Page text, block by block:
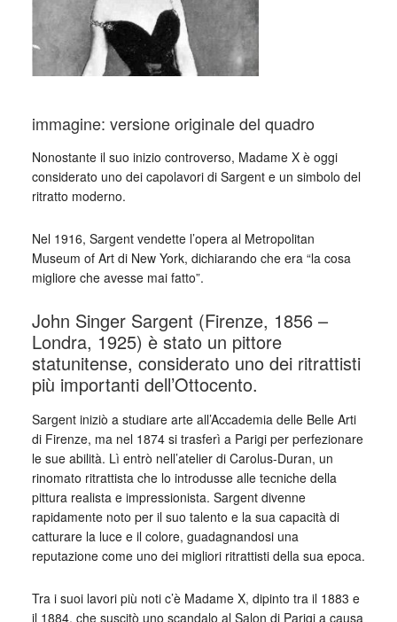
immagine: versione originale del quadro
Nonostante il suo inizio controverso, Madame X è oggi
considerato uno dei capolavori di Sargent e un simbolo del
ritratto moderno.
Nel 1916, Sargent vendette l’opera al Metropolitan
Museum of Art di New York, dichiarando che era “la cosa
migliore che avesse mai fatto”.
John Singer Sargent (Firenze, 1856 –
Londra, 1925) è stato un pittore
statunitense, considerato uno dei ritrattisti
più importanti dell’Ottocento.
Sargent iniziò a studiare arte all’Accademia delle Belle Arti
di Firenze, ma nel 1874 si trasferì a Parigi per perfezionare
le sue abilità. Lì entrò nell’atelier di Carolus-Duran, un
rinomato ritrattista che lo introdusse alle tecniche della
pittura realista e impressionista. Sargent divenne
rapidamente noto per il suo talento e la sua capacità di
catturare la luce e il colore, guadagnandosi una
reputazione come uno dei migliori ritrattisti della sua epoca.
Tra i suoi lavori più noti c’è Madame X, dipinto tra il 1883 e
il 1884, che suscitò uno scandalo al Salon di Parigi a causa